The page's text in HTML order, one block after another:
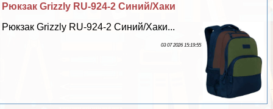
Рюкзак Grizzly RU-924-2 Синий/Хаки
Рюкзак Grizzly RU-924-2 Синий/Хаки...
03 07 2026 15:19:55